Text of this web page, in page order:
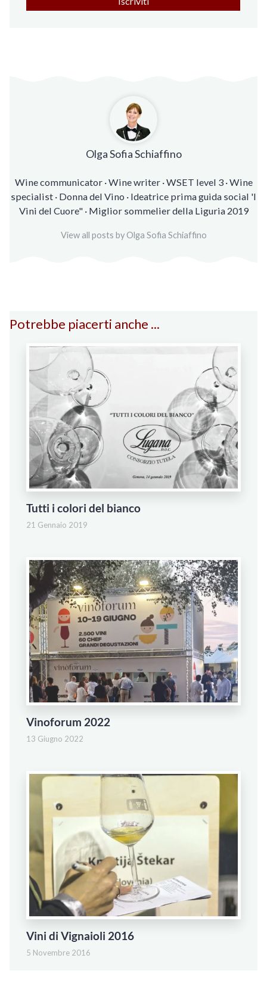
Olga Sofia Schiaffino
Wine communicator · Wine writer · WSET level 3 · Wine
specialist · Donna del Vino · Ideatrice prima guida social 'I
Vini del Cuore" · Miglior sommelier della Liguria 2019
View all posts by Olga Sofia Schiaffino
Potrebbe piacerti anche ...
Tutti i colori del bianco
21 Gennaio 2019
Vinoforum 2022
13 Giugno 2022
Vini di Vignaioli 2016
5 Novembre 2016